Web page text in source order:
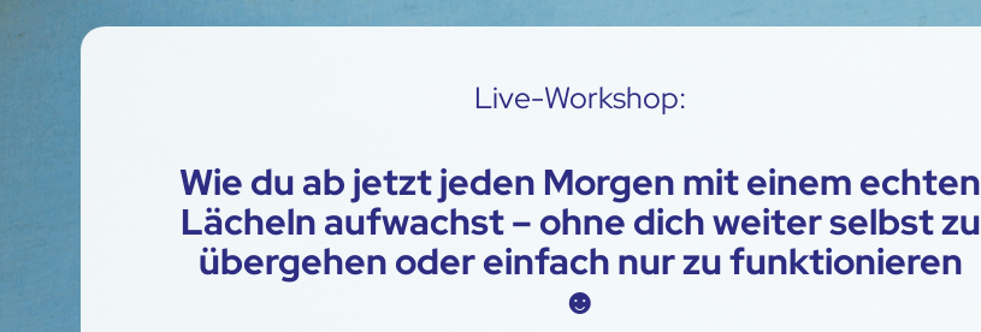
Live-Workshop:
Wie du ab jetzt jeden Morgen mit einem echten
Lächeln aufwachst – ohne dich weiter selbst zu
übergehen oder einfach nur zu funktionieren
☻